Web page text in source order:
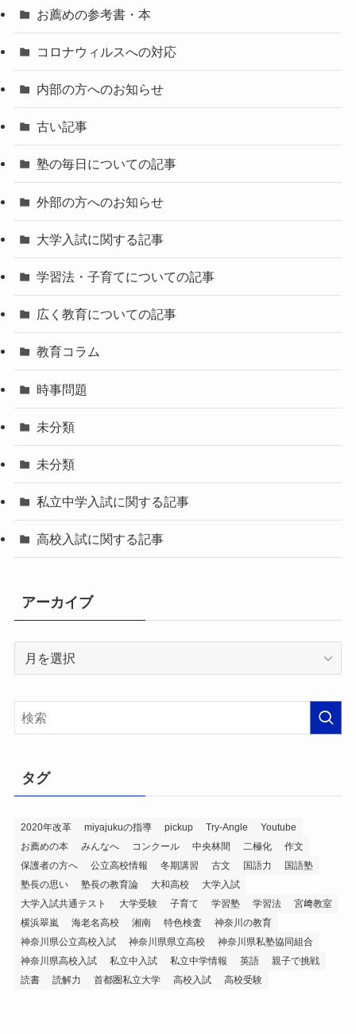
お薦めの参考書・本
コロナウィルスへの対応
内部の方へのお知らせ
古い記事
塾の毎日についての記事
外部の方へのお知らせ
大学入試に関する記事
学習法・子育てについての記事
広く教育についての記事
教育コラム
時事問題
未分類
未分類
私立中学入試に関する記事
高校入試に関する記事
アーカイブ
イ
タグ
2020年改革 miyajukuの指導 pickup Try-Angle
Youtube
お薦めの本
みんなへ コンクール 中央林間 二極化
作文
保護者の方へ
公立高校情報 冬期講習 古文 国語力
国語塾
塾長の思い
塾長の教育論 大和高校
大学入試
大学入試共通テスト
大学受験 子育て 学習塾 学習法
宮﨑教室
横浜翠嵐
海老名高校 湘南 特色検査
神奈川の教育
神奈川県公立高校入試
神奈川県県立高校
神奈川県私塾協同組合
神奈川県高校入試
私立中入試 私立中学情報 英語
親子で挑戦
読書
読解力 首都圏私立大学 高校入試 高校受験